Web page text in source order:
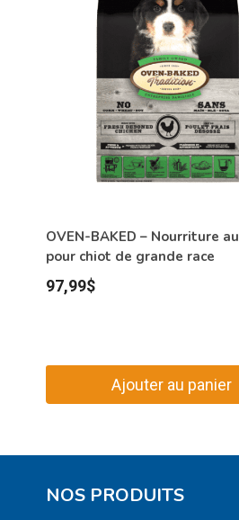
OVEN-BAKED – Nourriture
pour chiot de grande race
97,99$
Ajouter au panier
NOS PRODUITS